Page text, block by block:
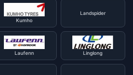
Kumho
Landspider
Laufenn
Linglong